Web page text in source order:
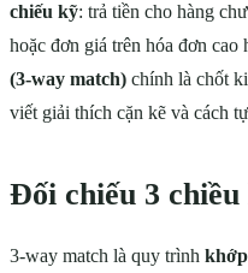
chiếu kỹ: trả tiền cho hàng
hoặc đơn giá trên hóa đơn cao
(3-way match) chính là chốt
viết giải thích cặn kẽ và cách
Đối chiếu 3 chiều
3-way match là quy trình